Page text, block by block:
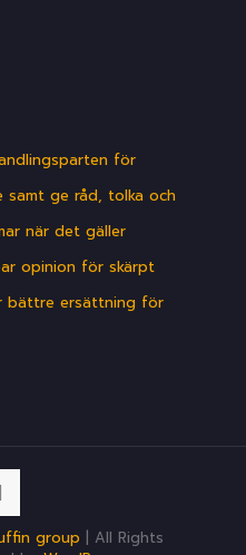
för
samt ge råd, tolka och
när det gäller
opinion för skärpt
bättre ersättning för
group | All Rights